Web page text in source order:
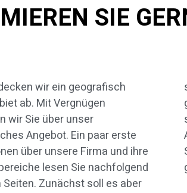
SIE
wir ein geografisch
ab. Mit Vergnügen
wir Sie über unser
Angebot. Ein paar erste
über unsere Firma und ihre
lesen Sie nachfolgend
Zunächst soll es aber
das Thema Umbauarbeiten
geschulten Mitarbeiter
alle Fragen rund um die
Firma zur Verfügung.
erstellen wir Ihnen